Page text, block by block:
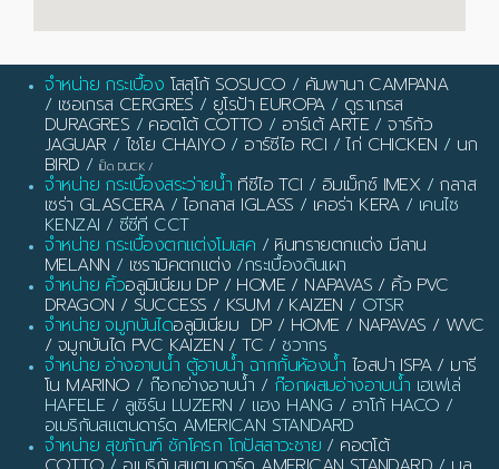
จำหน่าย กระเบื้อง โสสุโก้ SOSUCO / คัมพานา CAMPANA
/ เซอเกรส CERGRES / ยูโรป้า EUROPA/ ดูราเกรส
DURAGRES / คอตโต้ COTTO / อาร์เต้ ARTE /จาร์กัว
JAGUAR / ไชโย CHAIYO / อาร์ซีไอ RCI /ไก่ CHICKEN / นก
BIRD / เป็ด DUCK /
จำหน่าย กระเบื้องสระว่ายน้ำ ทีซีไอ TCI / อิมเม็กซ์ IMEX/ กลาส
เซร่า GLASCERA/ไอกลาส IGLASS / เคอร่า KERA/ เคนไซ
KENZAI / ซีซีที CCT
จำหน่าย กระเบื้องตกแต่งโมเสค / หินทรายตกแต่ง มีลาน
MELANN / เซรามิคตกแต่ง /กระเบื้องดินเผา
จำหน่าย คิ้วอลูมิเนียม DP / HOME / NAPAVAS / คิ้ว PVC
DRAGON / SUCCESS / KSUM / KAIZEN / OTSR
จำหน่าย จมูกบันไดอลูมิเนียม DP / HOME / NAPAVAS / WVC
/ จมูกบันได PVC KAIZEN / TC / ชวากร
จำหน่าย อ่างอาบน้ำ ตู้อาบน้ำ ฉากกั้นห้องน้ำ ไอสปา ISPA / มารี
โน MARINO / ก๊อกอ่างอาบน้ำ / ก๊อกผสมอ่างอาบน้ำ เฮเฟเล่
HAFELE / ลูเซิร์น LUZERN / แฮง HANG / ฮาโก้ HACO /
อเมริกันสแตนดาร์ด AMERICAN STANDARD
จำหน่าย สุขภัณฑ์ ชักโครก โถปัสสาวะชาย / คอตโต้